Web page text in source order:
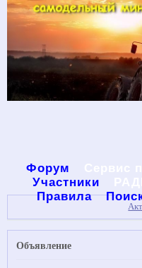
Форум
Участники
Правила
Объявление